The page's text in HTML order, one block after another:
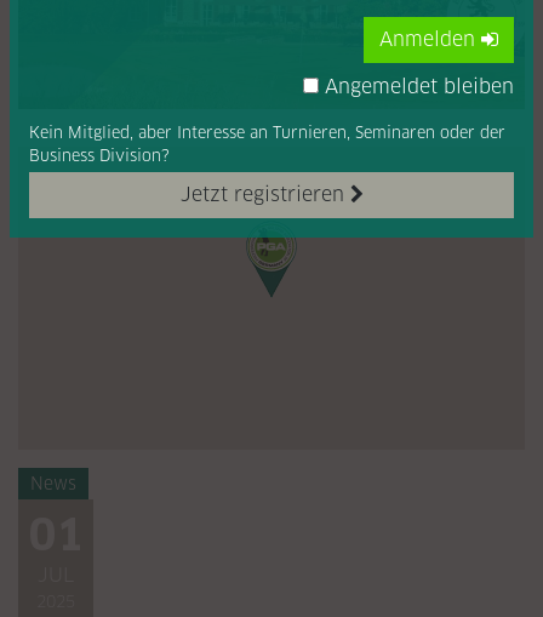
News
Jetzt registrieren
Kein Mitglied, aber Interesse an Turnieren, Seminaren oder der
Business Division?
Anmelden
Angemeldet bleiben